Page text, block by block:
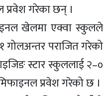
गरेका छन् ।
खेलमा एक्वा स्कुलले
गोलअन्तर पराजित गरेको
स्टार स्कुललाई २–०
प्रवेश गरेको छ ।